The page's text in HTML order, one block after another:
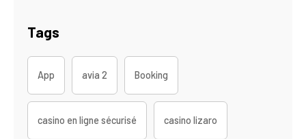
Tags
App avia 2 Booking
casino en ligne sécurisé casino lizaro